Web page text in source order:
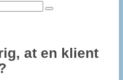
at en klient